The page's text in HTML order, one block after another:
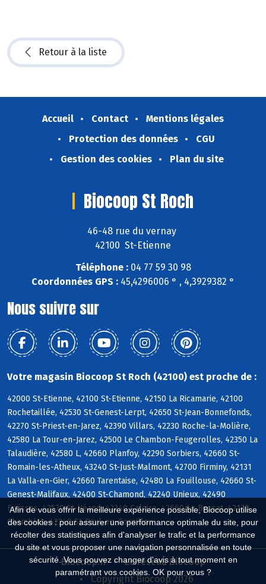
Afin de vous offrir la meilleure expérience possible, Biocoop utilise
des cookies : pour assurer une performance optimale du site, pour
récolter des statistiques afin d'analyser le trafic et la performance
du site et vous proposer une navigation personnalisée en toute
sécurité. Vous pouvez changer d'avis à tout moment en
paramétrant vos cookies. OK pour vous ?
Retour à la liste
Accueil Contact
Mentions légales
Protection des données
CGU
Gestion des cookies
Plan du site
Biocoop St Roch
46-48 rue du vernay
42100 St-Etienne
Téléphone :04 77 59 30 98
Coordonnées GPS : 45,4296006 ° , 4,3929382 °
Nous suivre sur
Votre magasin Biocoop St Roch (42100) est proche de :
42000 St-Etienne, 42100 St-Etienne, 42150 La Ricamarie, 42100
Rochetaillée, 42530 St-Genest-Lerpt, 42650 St-Jean-Bonnefonds,
42270 St-Priest-en-Jarez, 42390 Villars, 42230 Roche-la-Molière,
42580 La Tour-en-Jarez, 42500 Le Chambon-Feugerolles, 42350 La
Talaudière, 42580 L, 42660 Planfoy, 42290 Sorbiers, 42660 St-
Romain-les-Atheux, 43240 St-Just-Malmont, 42700 Firminy, 42131
La Valla-en-Gier, 42660 Tarentaise, 42480 La Fouillouse, 42660 St-
Genest-Malifaux, 42400 St-Chamond, 42240 Unieux, 42490
Fraisses, 42570 St-Héand, 42240 Caloire, 42660 Le Bessat, 42170
Chambles, 42240 St-Paul-en-Cornillon
Biocoop.fr
Le réseau Biocoop
Copyright Biocoop 2026